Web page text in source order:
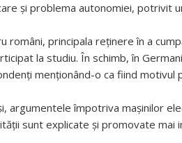
şi problema autonomiei, potrivit
români, principala reţinere în a
la studiu. În schimb, în
menţionând-o ca fiind motivul
argumentele împotriva maşinilor
sunt explicate şi promovate mai